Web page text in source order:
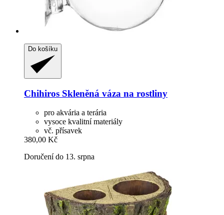
Do košíku
Chihiros Skleněná váza na rostliny
pro akvária a terária
vysoce kvalitní materiály
vč. přísavek
380,00 Kč
Doručení do 13. srpna